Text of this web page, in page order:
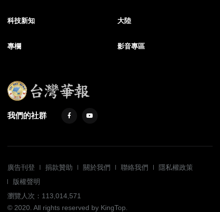
科技新知 大陸
專欄 影音專區
我們的社群
廣告刊登 捐款贊助 關於我們 聯絡我們
隱私權政策
版權聲明
瀏覽人次：113,014,571
© 2020. All rights reserved by KingTop.